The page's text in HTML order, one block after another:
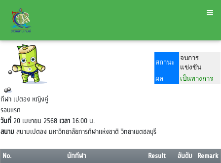
สถานะ
จบการ
แข่งขัน
ผล
เป็นทางการ
กีฬา เปตอง หญิงคู่
รอบแรก
วันที่ 20 เมษายน 2568 เวลา 16:00 น.
สนามสนามเปตอง มหาวิทยาลัยการกีฬาแห่งขาติ วิทยาเขตชลบุรี
No. นักกีฬา Result อันดับ Remark